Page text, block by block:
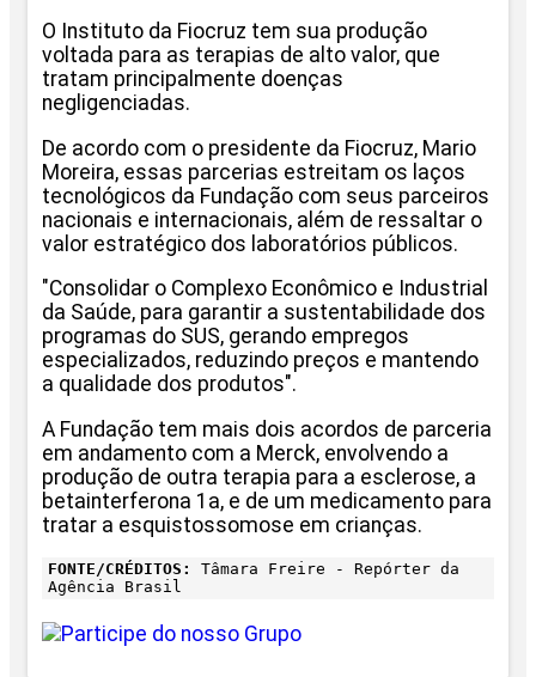
O Instituto da Fiocruz tem sua produção
voltada para as terapias de alto valor, que
tratam principalmente doenças
negligenciadas.
De acordo com o presidente da Fiocruz, Mario
Moreira, essas parcerias estreitam os laços
tecnológicos da Fundação com seus parceiros
nacionais e internacionais, além de ressaltar o
valor estratégico dos laboratórios públicos.
"Consolidar o Complexo Econômico e Industrial
da Saúde, para garantir a sustentabilidade dos
programas do SUS, gerando empregos
especializados, reduzindo preços e mantendo
a qualidade dos produtos".
A Fundação tem mais dois acordos de parceria
em andamento com a Merck, envolvendo a
produção de outra terapia para a esclerose, a
betainterferona 1a, e de um medicamento para
tratar a esquistossomose em crianças.
FONTE/CRÉDITOS:
Tâmara Freire - Repórter da
Agência Brasil